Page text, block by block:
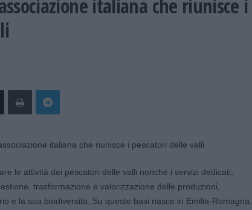
italiana che riunisce i
le attività dei pescatori delle valli nonché i servizi dedicati;
trasformazione e valorizzazione delle produzioni,
e la sua biodiversità. Su queste basi nasce in Emilia-Romagna,